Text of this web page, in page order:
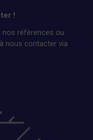
!
nos références ou
nous contacter via